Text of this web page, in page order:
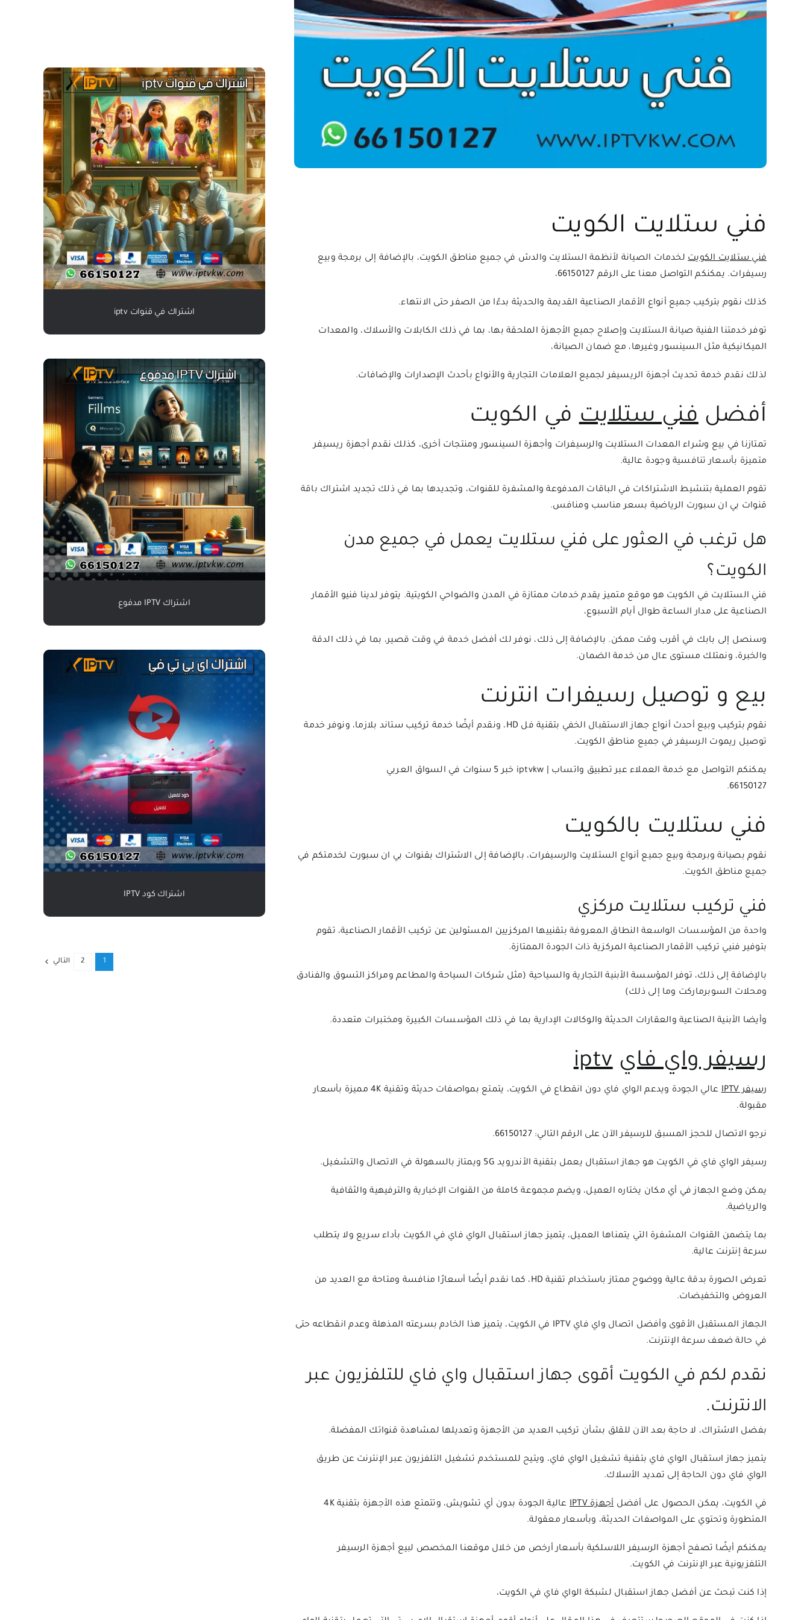
فني ستلايت الكويت
فني ستلايت الكويتلخدمات الصيانة لأنظمة الستلايت والدش في جميع مناطق الكويت، بالإضافة إلى برمجة وبيع
رسيفرات. يمكنكم التواصل معنا على الرقم 66150127،
كذلك نقوم بتركيب جميع أنواع الأقمار الصناعية القديمة والحديثة بدءًا من الصفر حتى الانتهاء.
توفر خدمتنا الفنية صيانة الستلايت وإصلاح جميع الأجهزة الملحقة بها، بما في ذلك الكابلات والأسلاك، والمعدات
الميكانيكية مثل السينسور وغيرها، مع ضمان الصيانة،
لذلك نقدم خدمة تحديث أجهزة الريسيفر لجميع العلامات التجارية والأنواع بأحدث الإصدارات والإضافات.
أفضلفني ستلايتفي الكويت
تمتازنا في بيع وشراء المعدات الستلايت والرسيفرات وأجهزة السينسور ومنتجات أخرى، كذلك نقدم أجهزة ريسيفر
متميزة بأسعار تنافسية وجودة عالية.
تقوم العملية بتنشيط الاشتراكات في الباقات المدفوعة والمشفرة للقنوات، وتجديدها بما في ذلك تجديد اشتراك باقة
قنوات بي ان سبورت الرياضية بسعر مناسب ومنافس.
هل ترغب في العثور على فني ستلايت يعمل في جميع مدن
الكويت؟
فني الستلايت في الكويت هو موقع متميز يقدم خدمات ممتازة في المدن والضواحي الكويتية. يتوفر لدينا فنيو الأقمار
الصناعية على مدار الساعة طوال أيام الأسبوع،
وسنصل إلى بابك في أقرب وقت ممكن. بالإضافة إلى ذلك، نوفر لك أفضل خدمة في وقت قصير، بما في ذلك الدقة
والخبرة، ونمتلك مستوى عال من خدمة الضمان.
بيع و توصيل رسيفرات انترنت
نقوم بتركيب وبيع أحدث أنواع جهاز الاستقبال الخفي بتقنية فل HD، ونقدم أيضًا خدمة تركيب ستاند بلازما، ونوفر خدمة
توصيل ريموت الرسيفر في جميع مناطق الكويت.
يمكنكم التواصل مع خدمة العملاء عبر تطبيق واتساب | iptvkw خبر 5 سنوات في السواق العربي
66150127
.
فني ستلايت بالكويت
نقوم بصيانة وبرمجة وبيع جميع أنواع الستلايت والرسيفرات، بالإضافة إلى الاشتراك بقنوات بي ان سبورت لخدمتكم في
جميع مناطق الكويت.
فني تركيب ستلايت مركزي
واحدة من المؤسسات الواسعة النطاق المعروفة بتقنييها المركزيين المسئولين عن تركيب الأقمار الصناعية، تقوم
بتوفير فنيي تركيب الأقمار الصناعية المركزية ذات الجودة الممتازة.
بالإضافة إلى ذلك، توفر المؤسسة الأبنية التجارية والسياحية (مثل شركات السياحة والمطاعم ومراكز التسوق والفنادق
ومحلات السوبرماركت وما إلى ذلك)
وأيضا الأبنية الصناعية والعقارات الحديثة والوكالات الإدارية بما في ذلك المؤسسات الكبيرة ومختبرات متعددة.
رسيفر واي فاي iptv
رسيفر IPTV
عالي الجودة ويدعم الواي فاي دون انقطاع في الكويت، يتمتع بمواصفات حديثة وتقنية 4K مميزة بأسعار
مقبولة.
نرجو الاتصال للحجز المسبق للرسيفر الآن على الرقم التالي: 66150127.
رسيفر الواي فاي في الكويت هو جهاز استقبال يعمل بتقنية الأندرويد 5G ويمتاز بالسهولة في الاتصال والتشغيل.
يمكن وضع الجهاز في أي مكان يختاره العميل، ويضم مجموعة كاملة من القنوات الإخبارية والترفيهية والثقافية
والرياضية.
بما يتضمن القنوات المشفرة التي يتمناها العميل، يتميز جهاز استقبال الواي فاي في الكويت بأداء سريع ولا يتطلب
سرعة إنترنت عالية.
تعرض الصورة بدقة عالية ووضوح ممتاز باستخدام تقنية HD، كما نقدم أيضًا أسعارًا منافسة ومتاحة مع العديد من
العروض والتخفيضات.
الجهاز المستقبل الأقوى وأفضل اتصال واي فاي IPTV في الكويت، يتميز هذا الخادم بسرعته المذهلة وعدم انقطاعه حتى
في حالة ضعف سرعة الإنترنت.
نقدم لكم في الكويت أقوى جهاز استقبال واي فاي للتلفزيون عبر
الانترنت.
بفضل الاشتراك، لا حاجة بعد الآن للقلق بشأن تركيب العديد من الأجهزة وتعديلها لمشاهدة قنواتك المفضلة.
يتميز جهاز استقبال الواي فاي بتقنية تشغيل الواي فاي، ويتيح للمستخدم تشغيل التلفزيون عبر الإنترنت عن طريق
الواي فاي دون الحاجة إلى تمديد الأسلاك.
في الكويت، يمكن الحصول على أفضلأجهزة IPTV
عالية الجودة بدون أي تشويش، وتتمتع هذه الأجهزة بتقنية 4K
المتطورة وتحتوي على المواصفات الحديثة، وبأسعار معقولة.
يمكنكم أيضًا تصفح أجهزة الرسيفر اللاسلكية بأسعار أرخص من خلال موقعنا المخصص لبيع أجهزة الرسيفر
التلفزيونية عبر الإنترنت في الكويت.
إذا كنت تبحث عن أفضل جهاز استقبال لشبكة الواي فاي في الكويت،
اشتراك في قنوات iptv
اشتراك IPTV مدفوع
اشتراك كود IPTV
1
2 التالي